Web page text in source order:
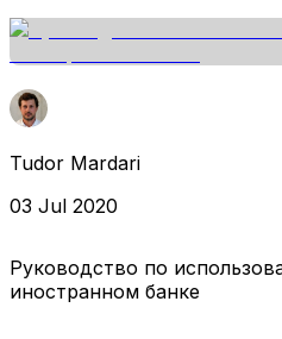
Tudor Mardari
03 Jul 2020
Руководство по
иностранном банке